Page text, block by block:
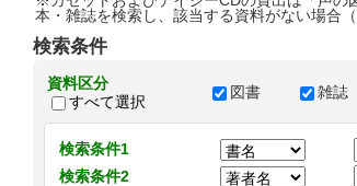
本・雑誌を検索し、該当する資料がない場合
検索条件
資料区分
すべて選択
図書 雑誌
検索条件1
検索条件2